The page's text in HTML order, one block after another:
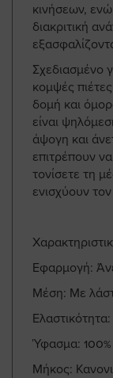
κινήσεων,
διακριτική
Σχεδιασμένο
κομψές
δομή και
είναι
άψογη και
επιτρέπουν
τονίσετε τη
ενισχύουν
Εφαρμογή:
Μέση: Με
Ύφασμα:
Μήκος: